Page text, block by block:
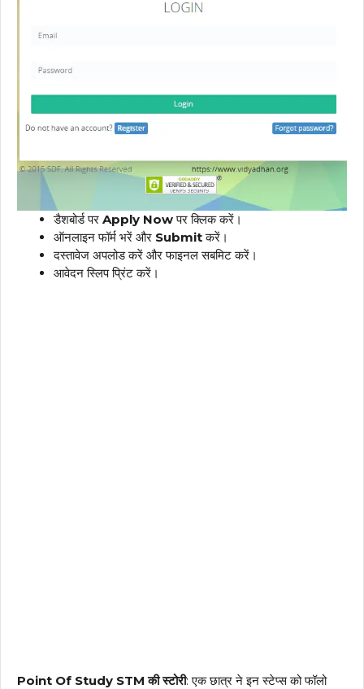
डैशबोर्ड पर Apply Nowपर क्लिक करें।
ऑनलाइन फॉर्म भरें और Submitकरें।
दस्तावेज अपलोड करें और फाइनल सबमिट करें।
आवेदन स्लिप प्रिंट करें।
Point Of Study STM की स्टोरी: एक छात्र ने इन स्टेप्स को फॉलो